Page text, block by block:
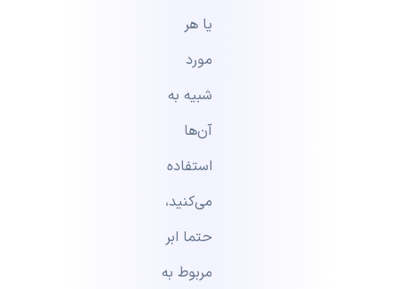
یا هر
مورد
شبیه به
آن‌ها
استفاده
‌می‌کنید،
حتما ابر
مربوط به